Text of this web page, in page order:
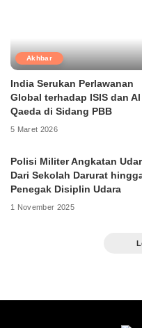
Akhbar
India Serukan Perlawanan
Global terhadap ISIS dan Al
Qaeda di Sidang PBB
5 Maret 2026
Polisi Militer Angkatan
Dari Sekolah Darurat
Penegak Disiplin Udara
1 November 2025